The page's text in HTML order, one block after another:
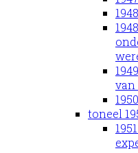
van
toneel